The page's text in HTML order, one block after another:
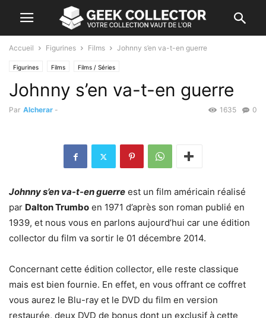
Accueil Figurines Films Johnny s’en va-t-en guerre
Figurines Films Films / Séries
Johnny s’en va-t-en guerre
Par Alcherar - 0
1635
Johnny s’en va-t-en guerre est un film américain réalisé
par Dalton Trumbo en 1971 d’après son roman publié en
1939, et nous vous en parlons aujourd’hui car une édition
collector du film va sortir le 01 décembre 2014.
Concernant cette édition collector, elle reste classique
mais est bien fournie. En effet, en vous offrant ce coffret
vous aurez le Blu-ray et le DVD du film en version
restaurée, deux DVD de bonus dont un exclusif à cette